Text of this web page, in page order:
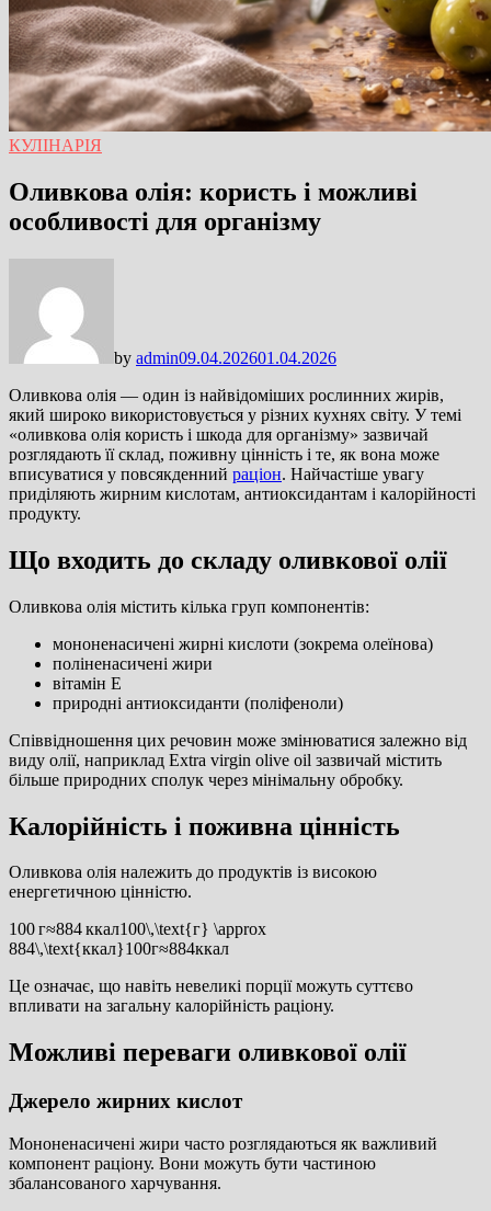
КУЛІНАРІЯ
Оливкова олія: користь і можливі
особливості для організму
by admin09.04.202601.04.2026
Оливкова олія — один із найвідоміших рослинних жирів,
який широко використовується у різних кухнях світу. У темі
«оливкова олія користь і шкода для організму» зазвичай
розглядають її склад, поживну цінність і те, як вона може
вписуватися у повсякденний раціон. Найчастіше увагу
приділяють жирним кислотам, антиоксидантам і калорійності
продукту.
Що входить до складу оливкової олії
Оливкова олія містить кілька груп компонентів:
мононенасичені жирні кислоти (зокрема олеїнова)
поліненасичені жири
вітамін E
природні антиоксиданти (поліфеноли)
Співвідношення цих речовин може змінюватися залежно від
виду олії, наприклад Extra virgin olive oil зазвичай містить
більше природних сполук через мінімальну обробку.
Калорійність і поживна цінність
Оливкова олія належить до продуктів із високою
енергетичною цінністю.
100 г≈884 ккал100\,\text{г} \approx
884\,\text{ккал}100г≈884ккал
Це означає, що навіть невеликі порції можуть суттєво
впливати на загальну калорійність раціону.
Можливі переваги оливкової олії
Джерело жирних кислот
Мононенасичені жири часто розглядаються як важливий
компонент раціону. Вони можуть бути частиною
збалансованого харчування.